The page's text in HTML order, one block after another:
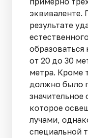
эквиваленте.
результате
от 20 до 30
метра. Кроме
должно было
которое
лучами,
специальной